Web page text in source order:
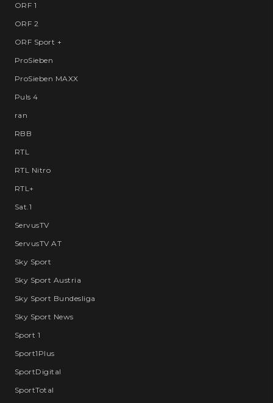
ORF 1
ORF 2
ORF Sport +
ProSieben
ProSieben MAXX
Puls 4
ran
RBB
RTL
RTL Nitro
RTL+
Sat.1
ServusTV
ServusTV AT
Sky Sport
Sky Sport Austria
Sky Sport Bundesliga
Sky Sport News
Sport 1
Sport1Plus
SportDigital
SportTotal